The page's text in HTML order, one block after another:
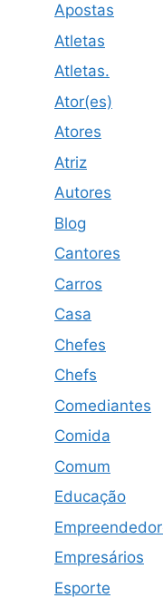
Apostas
Atletas
Atletas.
Ator(es)
Atores
Atriz
Autores
Blog
Cantores
Carros
Casa
Chefes
Chefs
Comediantes
Comida
Comum
Educação
Empresários
Esporte